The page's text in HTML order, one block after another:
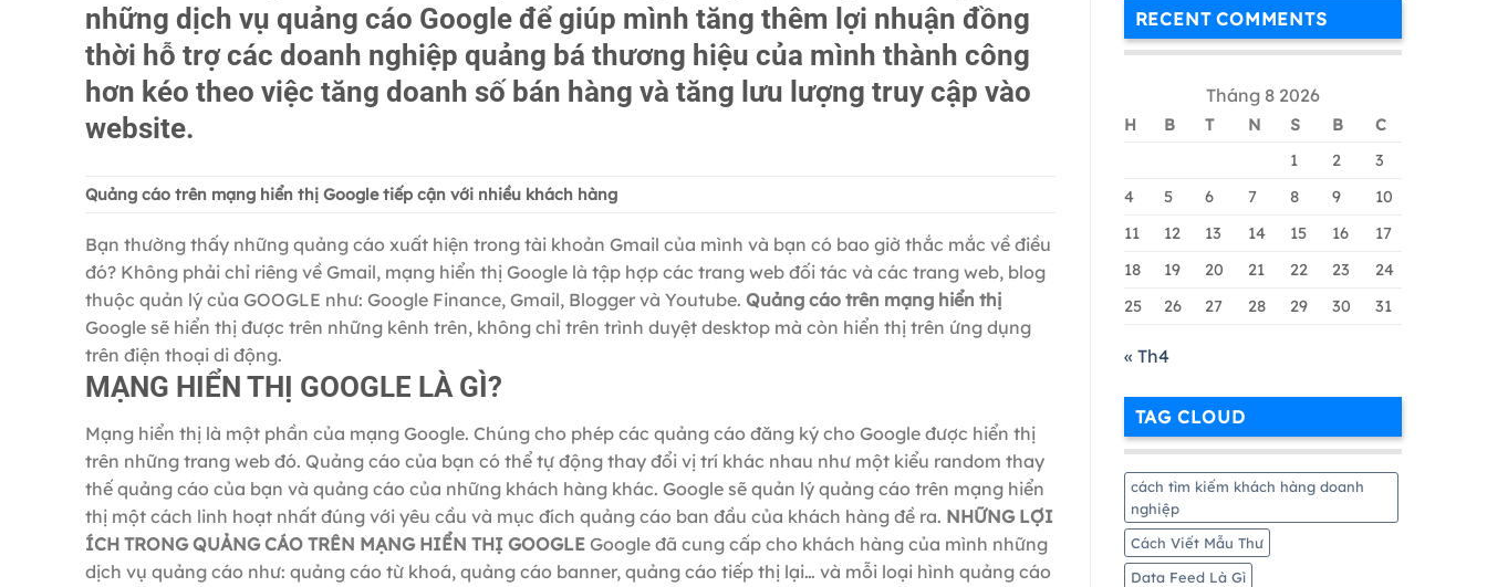
những dịch vụ quảng cáo Google để giúp mình tăng thêm lợi nhuận đồng
thời hỗ trợ các doanh nghiệp quảng bá thương hiệu của mình thành công
hơn kéo theo việc tăng doanh số bán hàng và tăng lưu lượng truy cập vào
website.
Quảng cáo trên mạng hiển thị Google tiếp cận với nhiều khách hàng
Bạn thường thấy những quảng cáo xuất hiện trong tài khoản Gmail của mình và bạn có bao giờ thắc mắc về điều
đó? Không phải chỉ riêng về Gmail, mạng hiển thị Google là tập hợp các trang web đối tác và các trang web, blog
thuộc quản lý của GOOGLE như: Google Finance, Gmail, Blogger và Youtube. Quảng cáo trên mạng hiển thị
Google sẽ hiển thị được trên những kênh trên, không chỉ trên trình duyệt desktop mà còn hiển thị trên ứng dụng
trên điện thoại di động.
MẠNG HIỂN THỊ GOOGLE LÀ GÌ?
Mạng hiển thị là một phần của mạng Google. Chúng cho phép các quảng cáo đăng ký cho Google được hiển thị
trên những trang web đó. Quảng cáo của bạn có thể tự động thay đổi vị trí khác nhau như một kiểu random thay
thế quảng cáo của bạn và quảng cáo của những khách hàng khác. Google sẽ quản lý quảng cáo trên mạng hiển
thị một cách linh hoạt nhất đúng với yêu cầu và mục đích quảng cáo ban đầu của khách hàng đề ra. NHỮNG LỢI
ÍCH TRONG QUẢNG CÁO TRÊN MẠNG HIỂN THỊ GOOGLE Google đã cung cấp cho khách hàng của mình những
dịch vụ quảng cáo như: quảng cáo từ khoá, quảng cáo banner, quảng cáo tiếp thị lại… và mỗi loại hình quảng cáo
&
Gì
Tài
Google
Chi
Nhất
RECENT COMMENTS
Tháng 8 2026
H B T N S B
C
1
2
3
4
5 6 7 8 9
10
11
12 13 14 15 16
17
18
19 20 21 22 23
24
25
26 27 28 29 30 31
« Th4
TAG CLOUD
cách tìm kiếm khách hàng doanh
nghiệp
Cách Viết Mẫu Thư
Data Feed Là Gì